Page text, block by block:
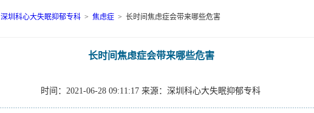
深圳科心大失眠抑郁专科 > 焦虑症 > 长时间焦虑症会带来哪些危害
长时间焦虑症会带来哪些危害
时间：2021-06-28 09:11:17 来源：深圳科心大失眠抑郁专科